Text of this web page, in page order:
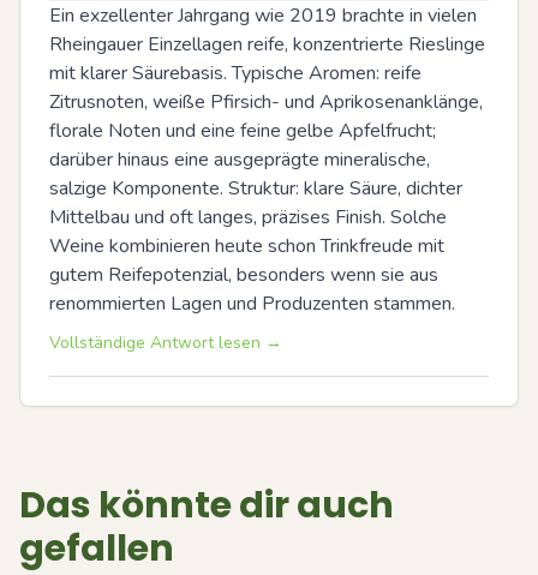
Ein exzellenter Jahrgang wie 2019 brachte in vielen
Rheingauer Einzellagen reife, konzentrierte Rieslinge
mit klarer Säurebasis. Typische Aromen: reife
Zitrusnoten, weiße Pfirsich- und Aprikosenanklänge,
florale Noten und eine feine gelbe Apfelfrucht;
darüber hinaus eine ausgeprägte mineralische,
salzige Komponente. Struktur: klare Säure, dichter
Mittelbau und oft langes, präzises Finish. Solche
Weine kombinieren heute schon Trinkfreude mit
gutem Reifepotenzial, besonders wenn sie aus
renommierten Lagen und Produzenten stammen.
Vollständige Antwort lesen →
Das könnte dir auch
gefallen